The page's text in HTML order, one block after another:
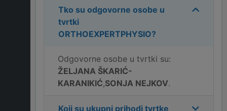
Tko su odgovorne osobe u
tvrtki
ORTHOEXPERTPHYSIO?
Odgovorne osobe u tvrtki su:
ŽELJANA ŠKARIĆ-
KARANIKIĆ,SONJA NEJKOV.
Koji su ukupni prihodi tvrtke